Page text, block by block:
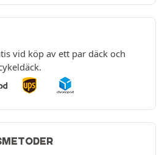
vid köp av ett par däck och